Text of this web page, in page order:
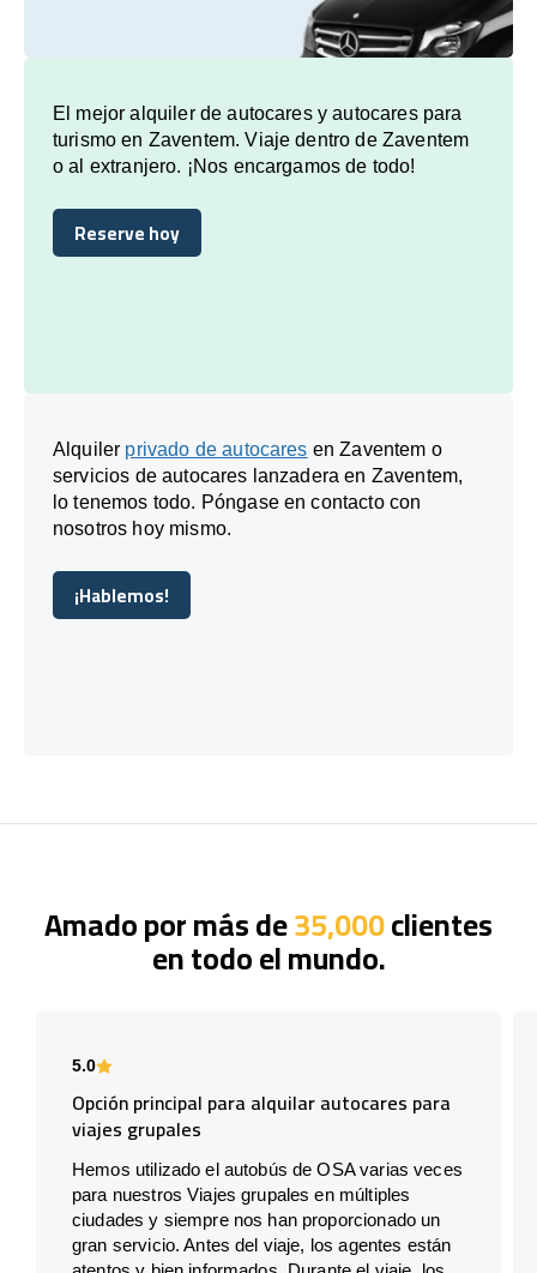
El mejor alquiler de autocares y autocares para
turismo en Zaventem. Viaje dentro de Zaventem
o al extranjero. ¡Nos encargamos de todo!
Reserve hoy
Reserve hoy
Alquiler privado de autocares en Zaventem o
servicios de autocares lanzadera en Zaventem,
lo tenemos todo. Póngase en contacto con
nosotros hoy mismo.
¡Hablemos!
¡Hablemos!
Amado por más de35,000clientes
en todo el mundo.
5.0
Opción principal para alquilar autocares para
viajes grupales
Hemos utilizado el autobús de OSA varias veces
para nuestros Viajes grupales en múltiples
ciudades y siempre nos han proporcionado un
gran servicio. Antes del viaje, los agentes están